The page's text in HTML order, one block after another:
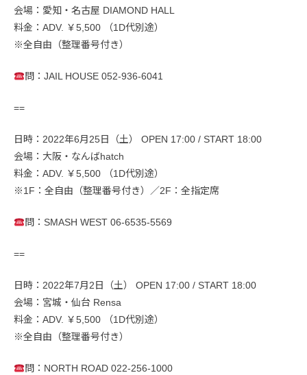
会場：愛知・名古屋 DIAMOND HALL
料金：ADV. ￥5,500 （1D代別途）
※全自由（整理番号付き）
問：JAIL HOUSE 052-936-6041
==
日時：2022年6月25日（土） OPEN 17:00 / START 18:00
会場：大阪・なんばhatch
料金：ADV. ￥5,500 （1D代別途）
※1F：全自由（整理番号付き）／2F：全指定席
問：SMASH WEST 06-6535-5569
==
日時：2022年7月2日（土） OPEN 17:00 / START 18:00
会場：宮城・仙台 Rensa
料金：ADV. ￥5,500 （1D代別途）
※全自由（整理番号付き）
問：NORTH ROAD 022-256-1000